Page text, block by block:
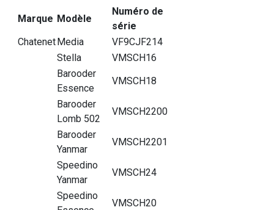
Marque Modèle
Numéro de
série
ChatenetMedia
VF9CJF214
Stella
VMSCH16
Barooder
Essence
VMSCH18
Barooder
Lomb 502
VMSCH2200
Barooder
Yanmar
VMSCH2201
Speedino
Yanmar
VMSCH24
Speedino
VMSCH20